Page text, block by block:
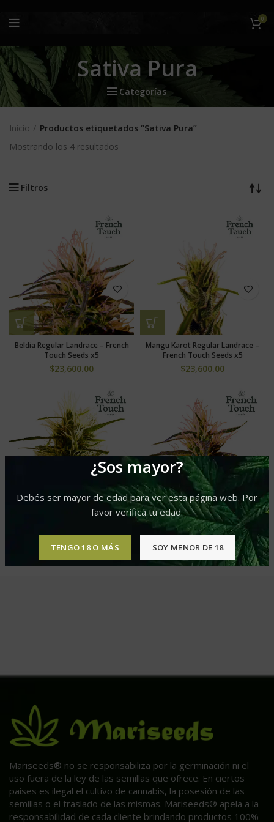
¿Sos mayor?
Debés ser mayor de edad para ver esta página web. Por
favor verificá tu edad.
TENGO 18 O MÁS SOY MENOR DE 18
0
Sativa Pura
Categorías
Inicio
Productos etiquetados “Sativa Pura”
Mostrando los 4 resultados
Filtros
Beldia Regular Landrace – French
Touch Seeds x5
$23,600.00
Mangu Karot Regular Landrace –
French Touch Seeds x5
$23,600.00
Mango pepper Regular Landrace –
Kalite Tizane Regular Landrace –
French Touch Seeds x5
Mariseeds® no se responsabiliza por la germinación ni el
uso fuera de la ley de las semillas que ofrece. En ciertos
países es ilegal el cultivo de cannabis, la posesión de las
semillas o el traslado de las mismas. Mariseeds® apela a la
responsabilidad de cada cliente brindando productos 100%